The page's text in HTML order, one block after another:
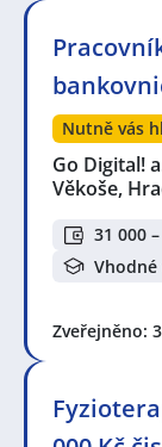
Nutně vás
Go Digital!
Věkoše,
31 000
Zveřejněno: